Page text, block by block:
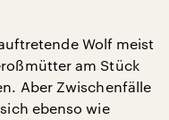
Wolf meist
am Stück
Aber Zwischenfälle
ebenso wie